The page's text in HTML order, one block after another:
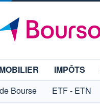
IMPÔTS
Bourse ETF - ETN